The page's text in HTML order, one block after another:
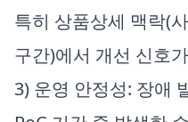
특히 상품상세 맥락(
구간)에서 개선 신호
3) 운영 안정성: 장애